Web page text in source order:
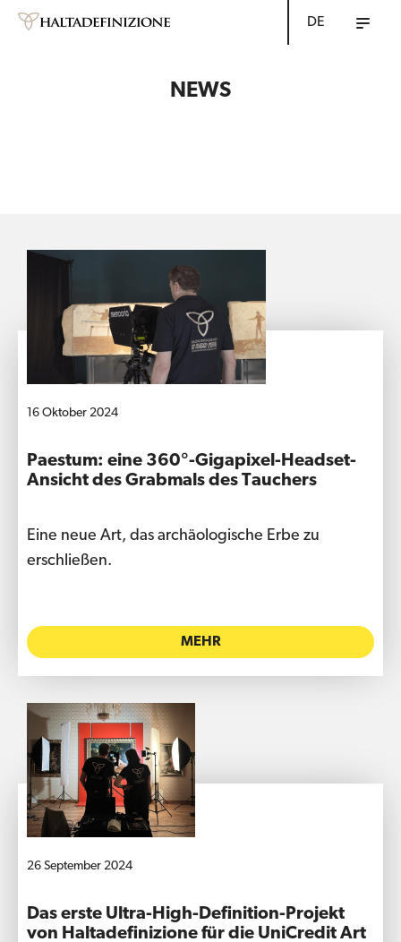
DE
NEWS
16 Oktober 2024
Paestum: eine 360°-Gigapixel-Headset-
Ansicht des Grabmals des Tauchers
Eine neue Art, das archäologische Erbe zu
erschließen.
MEHR
26 September 2024
Das erste Ultra-High-Definition-Projekt
von Haltadefinizione für die UniCredit Art